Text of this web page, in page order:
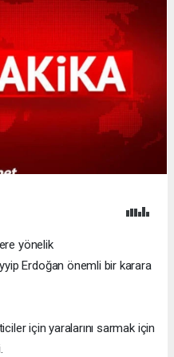
yönelik
Erdoğan önemli bir karara
için yaralarını sarmak için